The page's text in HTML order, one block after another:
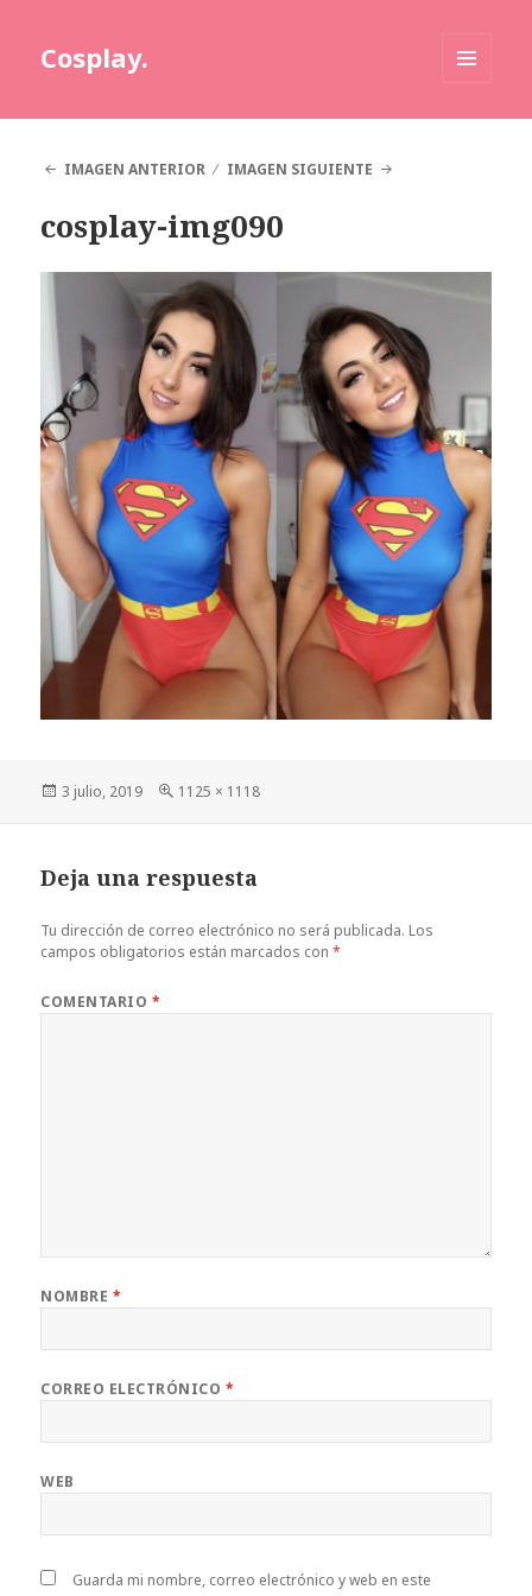
Cosplay.
IMAGEN ANTERIOR
IMAGEN SIGUIENTE
cosplay-img090
Publicado
3 julio, 2019
Tamaño
1125 × 1118
Deja una respuesta
Tu dirección de correo electrónico no será publicada. Los
campos obligatorios están marcados con*
COMENTARIO *
NOMBRE *
CORREO ELECTRÓNICO *
WEB
Guarda mi nombre, correo electrónico y web en este